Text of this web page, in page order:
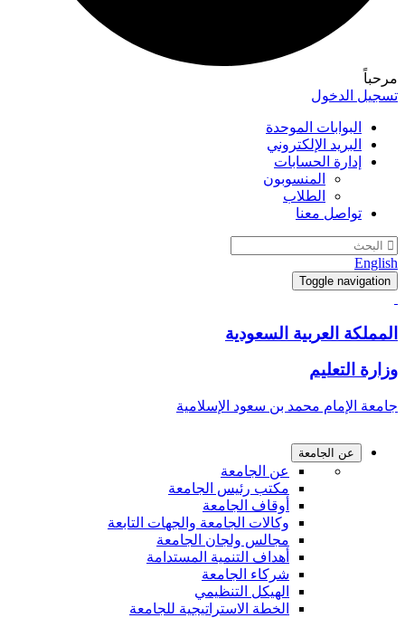
مرحباً
تسجيل الدخول
البوابات الموحدة
البريد الإلكتروني
إدارة الحسابات
المنسوبون
الطلاب
تواصل معنا
English
Toggle navigation
المملكة العربية السعودية
وزارة التعليم
جامعة الإمام محمد بن سعود الإسلامية
عن الجامعة
عن الجامعة
مكتب رئيس الجامعة
أوقاف الجامعة
وكالات الجامعة والجهات التابعة
مجالس ولجان الجامعة
أهداف التنمية المستدامة
شركاء الجامعة
الهيكل التنظيمي
الخطة الاستراتيجية للجامعة